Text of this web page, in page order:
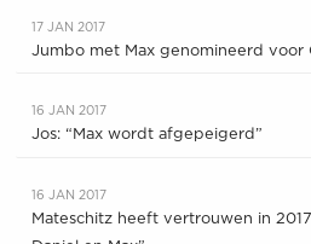
17 JAN 2017
Jumbo met Max genomineerd voor
16 JAN 2017
Jos: “Max wordt afgepeigerd”
16 JAN 2017
Mateschitz heeft vertrouwen in